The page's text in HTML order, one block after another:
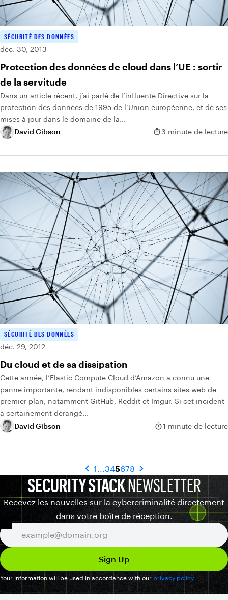
SÉCURITÉ DES DONNÉES
déc. 30, 2013
Protection des données de cloud dans l’UE : sortir
de la servitude
Dans un article récent, j’ai parlé de l’influente Directive sur la
protection des données de 1995 de l’Union européenne, et de ses
mises à jour dans le domaine de la...
David Gibson
3 minute de lecture
SÉCURITÉ DES DONNÉES
déc. 29, 2012
Du cloud et de sa dissipation
Cette année, l’Elastic Compute Cloud d’Amazon a connu une
panne importante, rendant indisponibles certains sites web de
premier plan, notamment GitHub, Reddit et Imgur. Si cet incident
a certainement dérangé...
David Gibson
1 minute de lecture
1...345678
SECURITY STACKNEWSLETTER
Recevez les nouvelles sur la cybercriminalité directement
dans votre boîte de réception.
Your information will be used in accordance with our privacy policy.